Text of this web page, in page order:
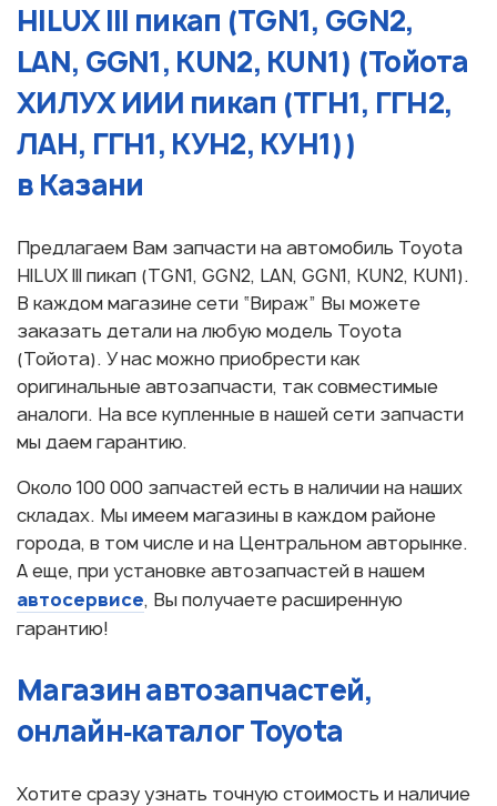
HILUX III пикап (TGN1, GGN2,
LAN, GGN1, KUN2, KUN1) (Тойота
ХИЛУX ИИИ пикап (ТГН1, ГГН2,
ЛАН, ГГН1, КУН2, КУН1))
в Казани
Предлагаем Вам запчасти на автомобиль Toyota
HILUX III пикап (TGN1, GGN2, LAN, GGN1, KUN2, KUN1).
В каждом магазине сети “Вираж” Вы можете
заказать детали на любую модель Toyota
(Тойота). У нас можно приобрести как
оригинальные автозапчасти, так совместимые
аналоги. На все купленные в нашей сети запчасти
мы даем гарантию.
Около 100 000 запчастей есть в наличии на наших
складах. Мы имеем магазины в каждом районе
города, в том числе и на Центральном авторынке.
А еще, при установке автозапчастей в нашем
автосервисе, Вы получаете расширенную
гарантию!
Магазин автозапчастей,
онлайн‑каталог Toyota
Хотите сразу узнать точную стоимость и наличие